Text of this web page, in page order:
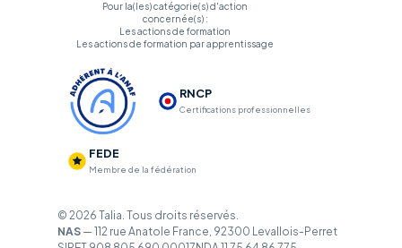
Pour la(les) catégorie(s) d'action
concernée(s) :
Les actions de formation
Les actions de formation par apprentissage
RNCP
Certifications professionnelles
FEDE
Membre de la fédération
© 2026 Talia. Tous droits réservés.
NAS — 112 rue Anatole France, 92300 Levallois-Perret